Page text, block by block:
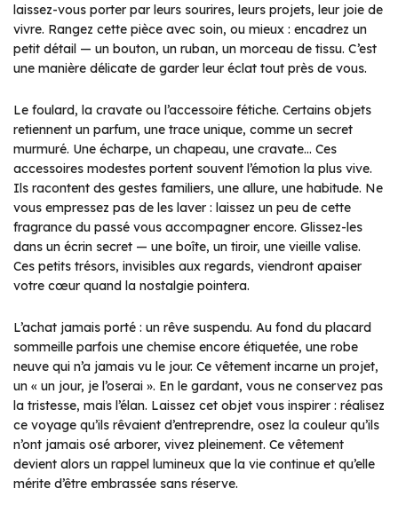
laissez-vous porter par leurs sourires, leurs projets, leur joie de
vivre. Rangez cette pièce avec soin, ou mieux : encadrez un
petit détail — un bouton, un ruban, un morceau de tissu. C’est
une manière délicate de garder leur éclat tout près de vous.
Le foulard, la cravate ou l’accessoire fétiche. Certains objets
retiennent un parfum, une trace unique, comme un secret
murmuré. Une écharpe, un chapeau, une cravate… Ces
accessoires modestes portent souvent l’émotion la plus vive.
Ils racontent des gestes familiers, une allure, une habitude. Ne
vous empressez pas de les laver : laissez un peu de cette
fragrance du passé vous accompagner encore. Glissez-les
dans un écrin secret — une boîte, un tiroir, une vieille valise.
Ces petits trésors, invisibles aux regards, viendront apaiser
votre cœur quand la nostalgie pointera.
L’achat jamais porté : un rêve suspendu. Au fond du placard
sommeille parfois une chemise encore étiquetée, une robe
neuve qui n’a jamais vu le jour. Ce vêtement incarne un projet,
un « un jour, je l’oserai ». En le gardant, vous ne conservez pas
la tristesse, mais l’élan. Laissez cet objet vous inspirer : réalisez
ce voyage qu’ils rêvaient d’entreprendre, osez la couleur qu’ils
n’ont jamais osé arborer, vivez pleinement. Ce vêtement
devient alors un rappel lumineux que la vie continue et qu’elle
mérite d’être embrassée sans réserve.